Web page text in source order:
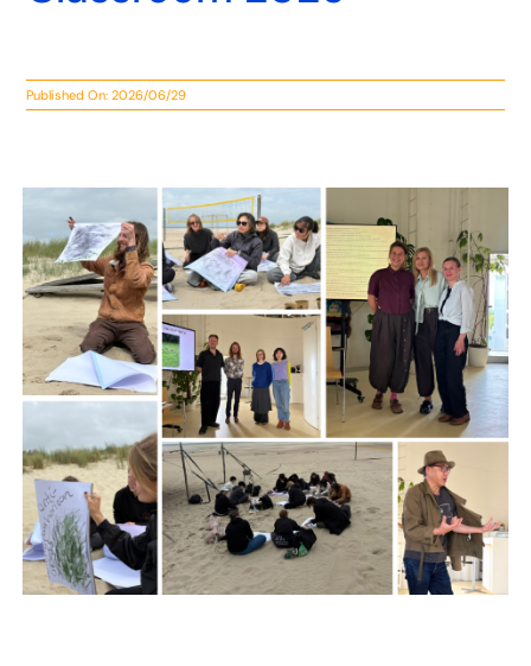
Published On: 2026/06/29